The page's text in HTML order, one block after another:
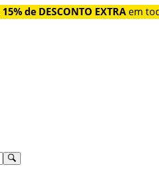
15% de DESCONTO EXTRA em